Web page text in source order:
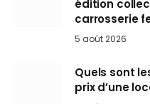
édition
carrosserie
5 août 2026
Quels sont
prix d’une